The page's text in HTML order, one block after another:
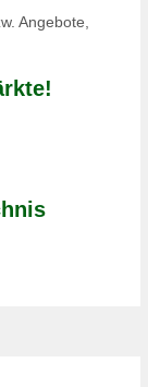
Angebote,